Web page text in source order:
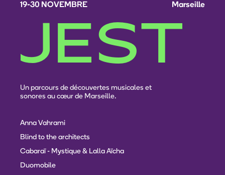
19-30 NOVEMBRE Marseille
JEST
Un parcours de découvertes musicales et
sonores au cœur de Marseille.
Anna Vahrami
Blind to the architects
Cabaraï - Mystique & Lalla Aïcha
Duomobile